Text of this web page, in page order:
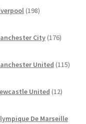
198izdelkov
City 176izdelkov
United 115
United 12izdelkov
De Marseille